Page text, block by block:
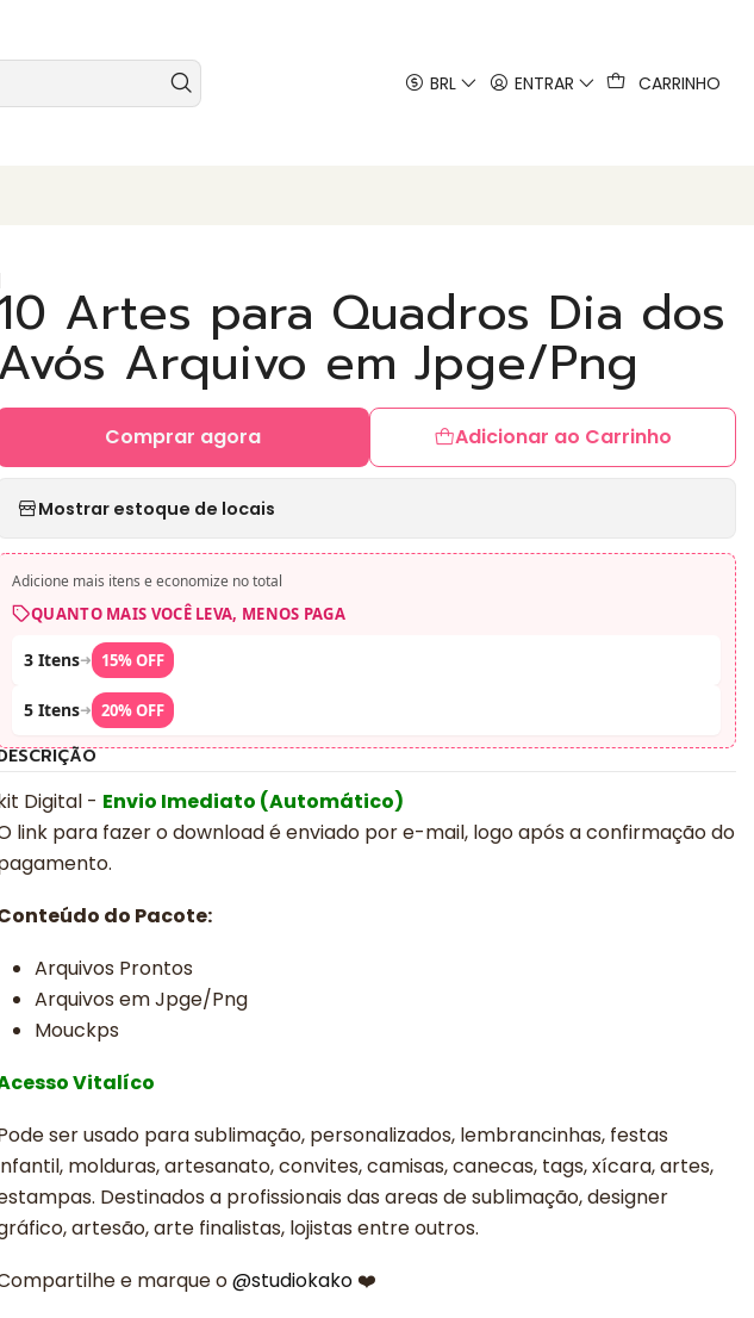
BRL ENTRAR CARRINHO
Artes para Quadros Dia dos
Avós Arquivo em Jpge/Png
Adicionar ao Carrinho
Comprar agora
Mostrar estoque de locais
Adicione mais itens e economize no total
QUANTO MAIS VOCÊ LEVA, MENOS PAGA
3 Itens➜ 15% OFF
5 Itens➜ 20% OFF
Digital - Envio Imediato (Automático)
link para fazer o download é enviado por e-mail, logo após a confirmação do
do Pacote:
Arquivos Prontos
Arquivos em Jpge/Png
Mouckps
Vitalíco
ser usado para sublimação, personalizados, lembrancinhas, festas
molduras, artesanato, convites, camisas, canecas, tags, xícara, artes,
Destinados a profissionais das areas de sublimação, designer
artesão, arte finalistas, lojistas entre outros.
e marque o@studiokako ❤️